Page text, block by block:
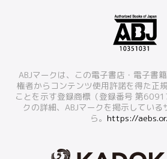
ABJマークは、この電子書店・電子書
権者からコンテンツ使用許諾を得た正
ことを示す登録商標（登録番号 第
クの詳細、ABJマークを掲示している
ら。 https://